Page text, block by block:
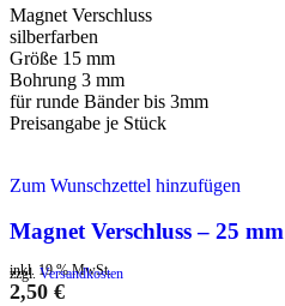
Magnet Verschluss
silberfarben
Größe 15 mm
Bohrung 3 mm
für runde Bänder bis 3mm
Preisangabe je Stück
Zum Wunschzettel hinzufügen
Magnet Verschluss – 25 mm
inkl. 19 % MwSt.
zzgl. Versandkosten
2,50 €